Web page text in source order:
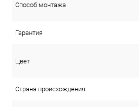
Способ монтажа
Гарантия
Цвет
Страна происхождения